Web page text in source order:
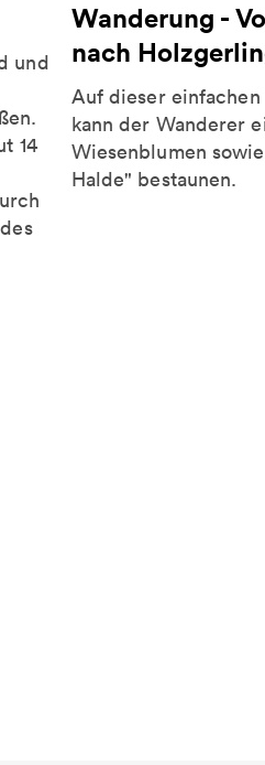
und
14
Wanderung -
nach
Auf dieser
kann der Wanderer
Wiesenblumen
Halde" bestaunen.